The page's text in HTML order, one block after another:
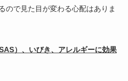
ので見た目が変わる心配はありま
）、いびき、アレルギーに効果